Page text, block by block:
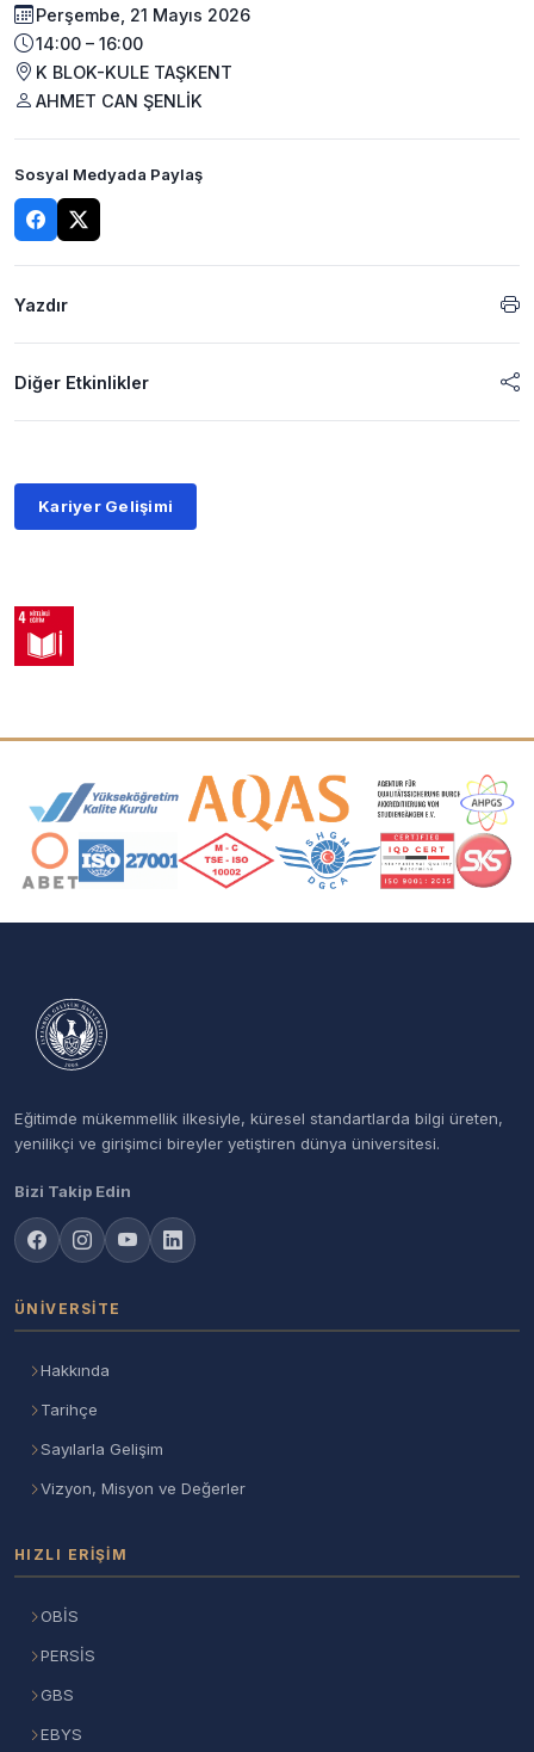
Perşembe, 21 Mayıs 2026
14:00 – 16:00
K BLOK-KULE TAŞKENT
AHMET CAN ŞENLİK
Sosyal Medyada Paylaş
Yazdır
Diğer Etkinlikler
Kariyer Gelişimi
Akreditasyon ve Üyelik Logoları
Eğitimde mükemmellik ilkesiyle, küresel standartlarda bilgi üreten,
yenilikçi ve girişimci bireyler yetiştiren dünya üniversitesi.
Bizi Takip Edin
ÜNIVERSITE
Hakkında
Tarihçe
Sayılarla Gelişim
Vizyon, Misyon ve Değerler
HIZLI ERIŞIM
OBİS
PERSİS
GBS
EBYS